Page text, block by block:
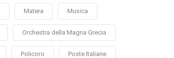
Matera Musica
Orchestra della Magna Grecia
Policoro Poste Italiane